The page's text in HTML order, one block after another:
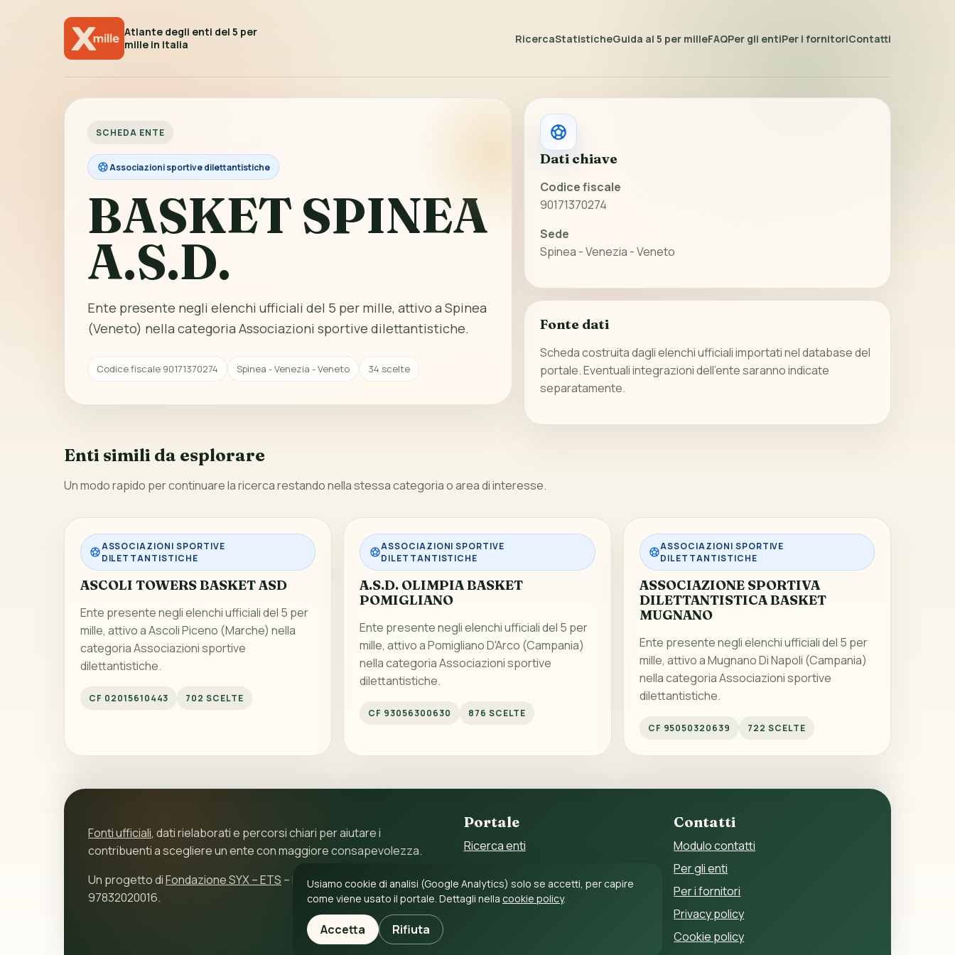
Atlante degli enti del 5 per
mille in Italia
RicercaStatisticheGuida al 5 per milleFAQPer gli entiPer i fornitoriContatti
SCHEDA ENTE
Associazioni sportive dilettantistiche
BASKET SPINEA
A.S.D.
Ente presente negli elenchi ufficiali del 5 per mille, attivo a Spinea
(Veneto) nella categoria Associazioni sportive dilettantistiche.
Codice fiscale 90171370274 Spinea - Venezia - Veneto 34 scelte
Dati chiave
Codice fiscale
90171370274
Sede
Spinea - Venezia - Veneto
Fonte dati
Scheda costruita dagli elenchi ufficiali importati nel database del
portale. Eventuali integrazioni dell’ente saranno indicate
separatamente.
Enti simili da esplorare
Un modo rapido per continuare la ricerca restando nella stessa categoria o area di interesse.
ASSOCIAZIONI SPORTIVE
DILETTANTISTICHE
ASCOLI TOWERS BASKET ASD
Ente presente negli elenchi ufficiali del 5 per
mille, attivo a Ascoli Piceno (Marche) nella
categoria Associazioni sportive
dilettantistiche.
CF 02015610443 702 SCELTE
ASSOCIAZIONI SPORTIVE
DILETTANTISTICHE
A.S.D. OLIMPIA BASKET
POMIGLIANO
Ente presente negli elenchi ufficiali del 5 per
mille, attivo a Pomigliano D'Arco (Campania)
nella categoria Associazioni sportive
dilettantistiche.
CF 93056300630 876 SCELTE
ASSOCIAZIONI SPORTIVE
DILETTANTISTICHE
ASSOCIAZIONE SPORTIVA
DILETTANTISTICA BASKET
MUGNANO
Ente presente negli elenchi ufficiali del 5 per
mille, attivo a Mugnano Di Napoli (Campania)
nella categoria Associazioni sportive
dilettantistiche.
CF 95050320639 722 SCELTE
Fonti ufficiali, dati rielaborati e percorsi chiari per aiutare i
contribuenti a scegliere un ente con maggiore consapevolezza.
Un progetto diFondazione SYX – ETS – P.IVA 11897790017 – C.F.
97832020016.
Portale
Ricerca enti
Guida al 5 per mille
Contatti
Modulo contatti
Per gli enti
Per i fornitori
Privacy policy
Cookie policy
Usiamo cookie di analisi (Google Analytics) solo se accetti, per capire
come viene usato il portale. Dettagli nella cookie policy.
Accetta Rifiuta